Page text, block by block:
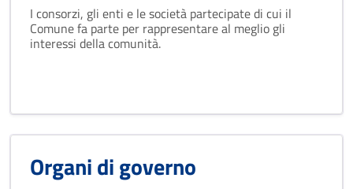
I consorzi, gli enti e le società partecipate di cui il
Comune fa parte per rappresentare al meglio gli
interessi della comunità.
Organi di governo